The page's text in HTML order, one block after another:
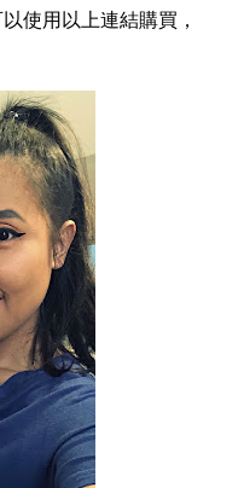
使用以上連結購買，